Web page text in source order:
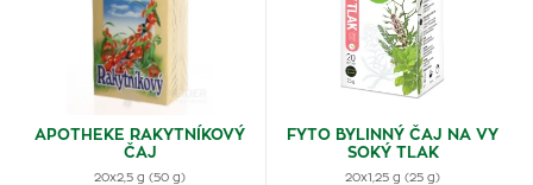
APOTHEKE RAKYTNÍKOVÝ
ČAJ
20x2,5 g (50 g)
FYTO BYLINNÝ ČAJ NA VY
SOKÝ TLAK
20x1,25 g (25 g)